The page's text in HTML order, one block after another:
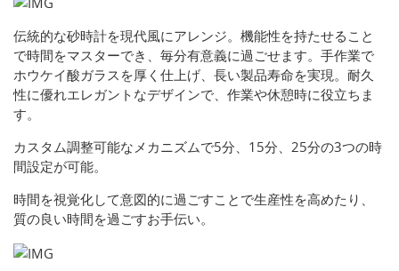
伝統的な砂時計を現代風にアレンジ。機能性を持たせること
で時間をマスターでき、毎分有意義に過ごせます。手作業で
ホウケイ酸ガラスを厚く仕上げ、長い製品寿命を実現。耐久
性に優れエレガントなデザインで、作業や休憩時に役立ちま
す。
カスタム調整可能なメカニズムで5分、15分、25分の3つの時
間設定が可能。
時間を視覚化して意図的に過ごすことで生産性を高めたり、
質の良い時間を過ごすお手伝い。